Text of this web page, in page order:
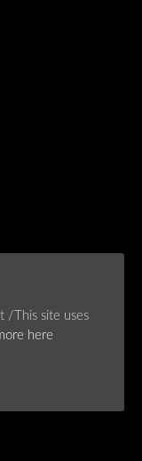
/This site uses
here